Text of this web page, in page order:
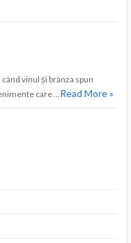
vinul și brânza spun
care …Read More »